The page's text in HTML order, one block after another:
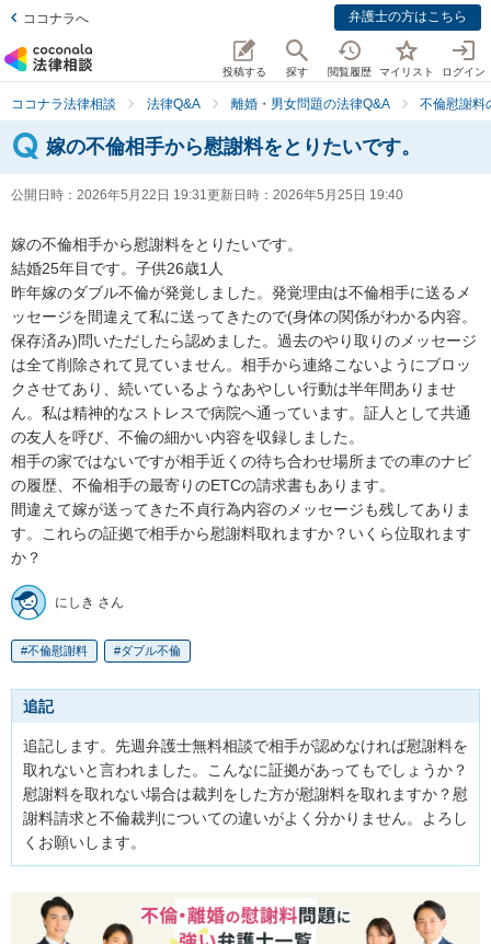
ココナラへ 弁護士の方はこちら
投稿する 探す 閲覧履歴 マイリスト ログイン
ココナラ法律相談 法律Q&A 離婚・男女問題の法律Q&A 不倫慰謝料
嫁の不倫相手から慰謝料をとりたいです。
公開日時： 2026年5月22日 19:31更新日時： 2026年5月25日 19:40
嫁の不倫相手から慰謝料をとりたいです。
結婚25年目です。子供26歳1人
昨年嫁のダブル不倫が発覚しました。発覚理由は不倫相手に送るメ
ッセージを間違えて私に送ってきたので(身体の関係がわかる内容。
保存済み)問いただしたら認めました。過去のやり取りのメッセージ
は全て削除されて見ていません。相手から連絡こないようにブロッ
クさせてあり、続いているようなあやしい行動は半年間ありませ
ん。私は精神的なストレスで病院へ通っています。証人として共通
の友人を呼び、不倫の細かい内容を収録しました。
相手の家ではないですが相手近くの待ち合わせ場所までの車のナビ
の履歴、不倫相手の最寄りのETCの請求書もあります。
間違えて嫁が送ってきた不貞行為内容のメッセージも残してありま
す。これらの証拠で相手から慰謝料取れますか？いくら位取れます
か？
にしき さん
不倫慰謝料 ダブル不倫
追記
追記します。先週弁護士無料相談で相手が認めなければ慰謝料を
取れないと言われました。こんなに証拠があってもでしょうか？
慰謝料を取れない場合は裁判をした方が慰謝料を取れますか？慰
謝料請求と不倫裁判についての違いがよく分かりません。よろし
くお願いします。